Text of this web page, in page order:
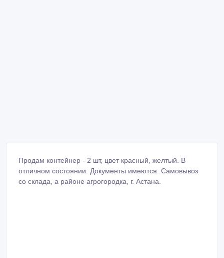
Продам контейнер - 2 шт, цвет красный, желтый. В
отличном состоянии. Документы имеются. Самовывоз
со склада, а районе агрогородка, г. Астана.